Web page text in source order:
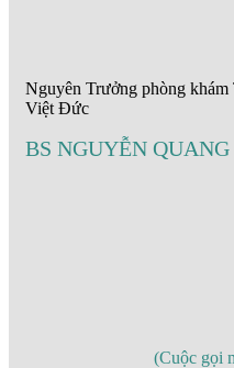
Nguyên Trưởng phòng
Việt Đức
BS NGUYỄN
(Cuộc gọi